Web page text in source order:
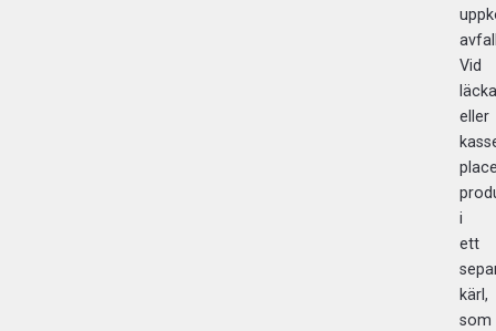
Vid
eller
i
ett
kärl,
som